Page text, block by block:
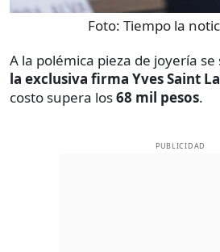
Foto: Tiempo la
A la polémica pieza de joyería
la exclusiva firma Yves Saint
costo supera los68 mil pesos.
PUBLICIDAD